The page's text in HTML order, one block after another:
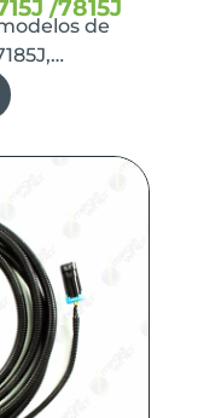
/7815J
de